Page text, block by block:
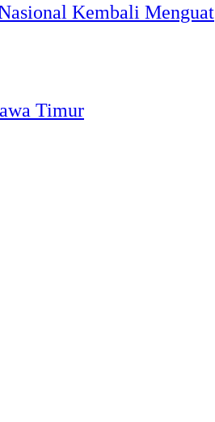
Kembali Menguat
Timur